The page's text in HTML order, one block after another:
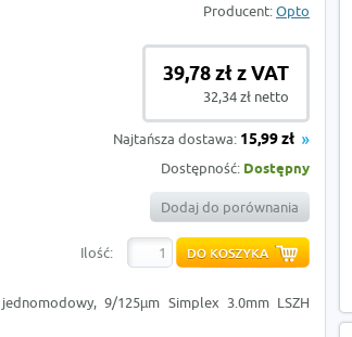
Producent:Opto
39,78 zł z VAT
32,34 zł netto
Najtańsza dostawa: 15,99 zł
Dostępność: Dostępny
Dodaj do porównania
Ilość:
9/125µm Simplex 3.0mm LSZH